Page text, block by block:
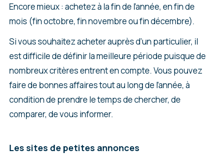
Encore mieux : achetez à la fin de l’année, en fin de
mois (fin octobre, fin novembre ou fin décembre).
Si vous souhaitez acheter auprès d’un particulier, il
est difficile de définir la meilleure période puisque de
nombreux critères entrent en compte. Vous pouvez
faire de bonnes affaires tout au long de l’année, à
condition de prendre le temps de chercher, de
comparer, de vous informer.
Les sites de petites annonces